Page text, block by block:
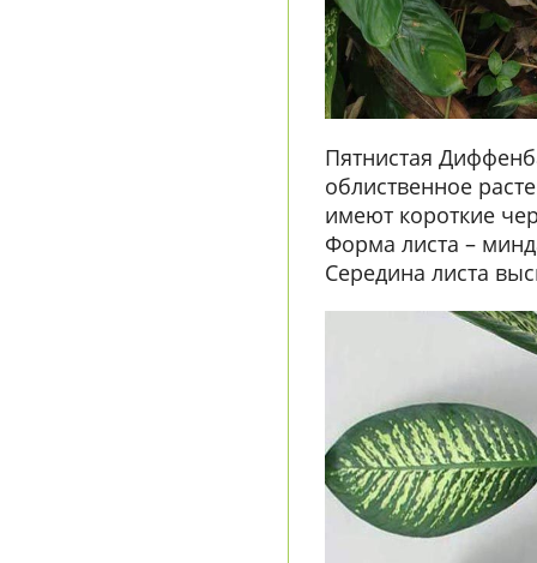
Пятнистая
облиственное
имеют короткие
Форма листа –
Середина листа